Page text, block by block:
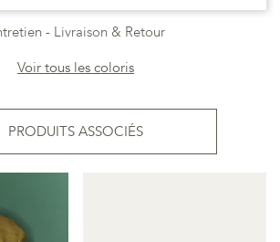
Livraison & Retour
Voir tous les coloris
PRODUITS ASSOCIÉS